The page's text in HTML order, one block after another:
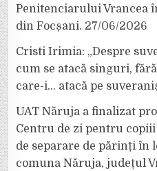
Penitenciarului Vrancea
din Focșani. 27/06/2026
Cristi Irimia: „Despre
cum se atacă singuri,
care-i… atacă pe
UAT Năruja a finalizat
Centru de zi pentru
de separare de părinți în
comuna Năruja, județul